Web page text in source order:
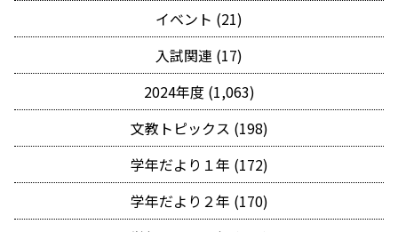
イベント (21)
入試関連 (17)
2024年度 (1,063)
文教トピックス (198)
学年だより１年 (172)
学年だより２年 (170)